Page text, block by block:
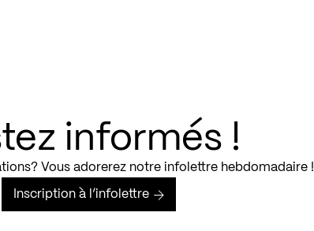
informés !
Vous adorerez notre infolettre hebdomadaire !
Inscription à l’infolettre